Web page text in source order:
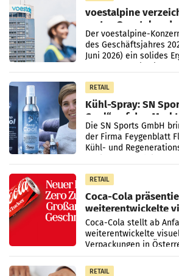
voestalpine
erstes Quartal und
Der voestalpine-
des Geschäftsjahres
Juni 2026) ein solides
RETAIL
Kühl-Spray: SN
Cool“ auf den Markt
Die SN Sports GmbH
der Firma Feygenblatt
Kühl- und
RETAIL
Coca-Cola
weiterentwickelte
Markenidentität
Coca-Cola stellt ab
weiterentwickelte
Verpackungen in
Mittelpunkt des
Gestaltungselemente
RETAIL